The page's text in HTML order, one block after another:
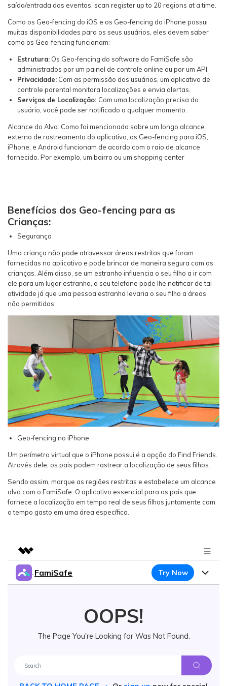
saída/entrada dos eventos. scan register up to 20 regions at a time.
Como os Geo-fencing do iOS e os Geo-fencing do iPhone possui
muitas disponibilidades para os seus usuários, eles devem saber
como os Geo-fencing funcionam:
Estrutura: Os Geo-fencing do software do FamiSafe são
administrados por um painel de controle online ou por um API.
Privacidade: Com as permissão dos usuários, um aplicativo de
controle parental monitora localizações e envia alertas.
Serviços de Localização: Com uma localização precisa do
usuário, você pode ser notificado a qualquer momento.
Alcance do Alvo: Como foi mencionado sobre um longo alcance
externo de rastreamento do aplicativo, os Geo-fencing para iOS,
iPhone, e Android funcionam de acordo com o raio de alcance
fornecido. Por exemplo, um bairro ou um shopping center
Benefícios dos Geo-fencing para as
Crianças:
Segurança
Uma criança não pode atravessar áreas restritas que foram
fornecidas no aplicativo e pode brincar de maneira segura com as
crianças. Além disso, se um estranho influencia o seu filho a ir com
ele para um lugar estranho, o seu telefone pode lhe notificar de tal
atividade já que uma pessoa estranha levaria o seu filho a áreas
não permitidas.
Geo-fencing no iPhone
Um perímetro virtual que o iPhone possui é a opção do Find Friends.
Através dele, os pais podem rastrear a localização de seus filhos.
Sendo assim, marque as regiões restritas e estabelece um alcance
alvo com o FamiSafe. O aplicativo essencial para os pais que
fornece a localização em tempo real de seus filhos juntamente com
o tempo gasto em uma área específica.
Featured Products
Solutions
FamiSafe Try Now
FamiSafe
Content Safety
Location Tracker
OOPS!
The Page You're Looking for Was Not Found.